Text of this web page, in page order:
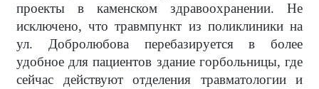
проекты в каменском здравоохранении. Не
исключено, что травмпункт из поликлиники на
ул. Добролюбова перебазируется в более
удобное для пациентов здание горбольницы, где
сейчас действуют отделения травматологии и